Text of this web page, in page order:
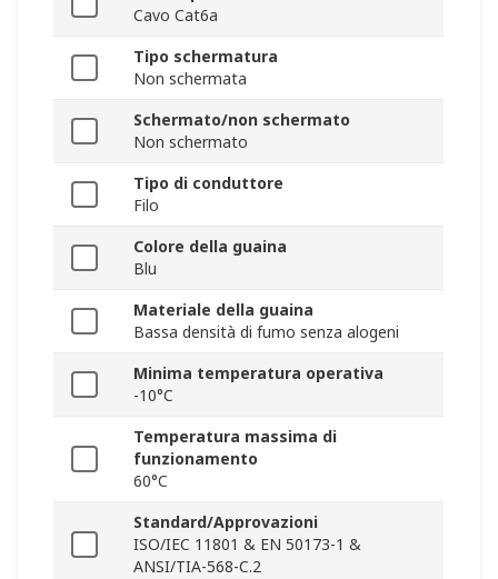
Cavo Cat6a
Tipo schermatura
Non schermata
Schermato/non schermato
Non schermato
Tipo di conduttore
Filo
Colore della guaina
Blu
Materiale della guaina
Bassa densità di fumo senza alogeni
Minima temperatura operativa
-10°C
Temperatura massima di
funzionamento
60°C
Standard/Approvazioni
ISO/IEC 11801 & EN 50173-1 &
ANSI/TIA-568-C.2